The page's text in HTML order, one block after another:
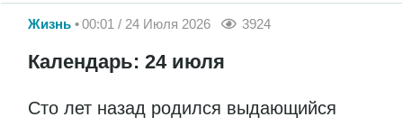
Жизнь 00:01 / 24 Июля 2026 3924
Календарь: 24 июля
Сто лет назад родился выдающийся